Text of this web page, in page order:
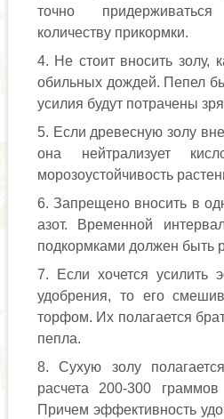
точно
количеству прикормки.
Не стоит вносить золу,
обильных дождей. Пепел
усилия будут потрачены
Если древесную золу
она нейтрализует
морозоустойчивость
Запрещено вносить в
азот. Временной
подкормками должен быть
Если хочется усилить
удобрения, то его
торфом. Их полагается
пепла.
Сухую золу
расчета 200-300
Причем эффективность